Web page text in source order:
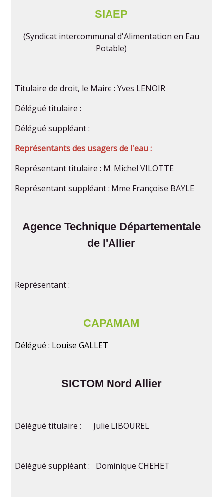
SIAEP
(Syndicat intercommunal d'Alimentation en Eau
Potable)
Titulaire de droit, le Maire : Yves LENOIR
Délégué titulaire :
Délégué suppléant :
Représentants des usagers de l'eau :
Représentant titulaire : M. Michel VILOTTE
Représentant suppléant : Mme Françoise BAYLE
Agence Technique Départementale
de l'Allier
Représentant :
CAPAMAM
Délégué : Louise GALLET
SICTOM Nord Allier
Délégué titulaire : Julie LIBOUREL
Délégué suppléant : Dominique CHEHET